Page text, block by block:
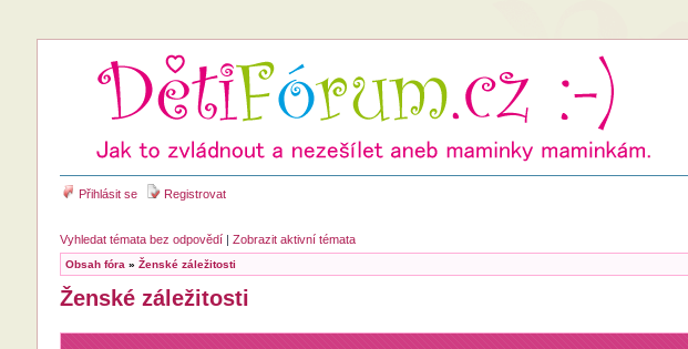
Přihlásit se Registrovat
Vyhledat témata bez odpovědí| Zobrazit aktivní témata
Obsah fóra » Ženské záležitosti
Ženské záležitosti